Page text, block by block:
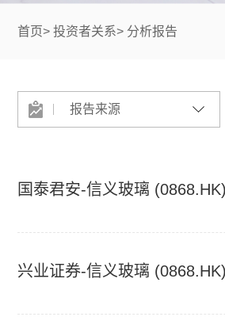
首页> 投资者关系> 分析报告
报告来源
国泰君安-信义玻璃 (0868.HK)
兴业证券-信义玻璃 (0868.HK)